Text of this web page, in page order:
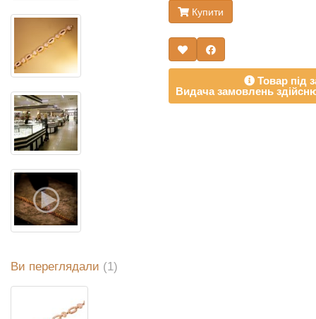
Купити
Товар під
Видача замовлень
Ви переглядали (1)